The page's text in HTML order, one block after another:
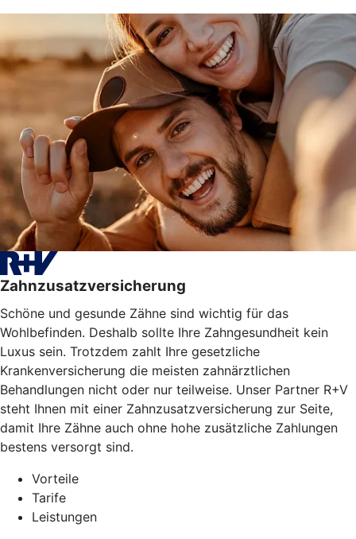
Zahnzusatzversicherung
Schöne und gesunde Zähne sind wichtig für das
Wohlbefinden. Deshalb sollte Ihre Zahngesundheit kein
Luxus sein. Trotzdem zahlt Ihre gesetzliche
Krankenversicherung die meisten zahnärztlichen
Behandlungen nicht oder nur teilweise. Unser Partner R+V
steht Ihnen mit einer Zahnzusatzversicherung zur Seite,
damit Ihre Zähne auch ohne hohe zusätzliche Zahlungen
bestens versorgt sind.
Vorteile
Tarife
Leistungen